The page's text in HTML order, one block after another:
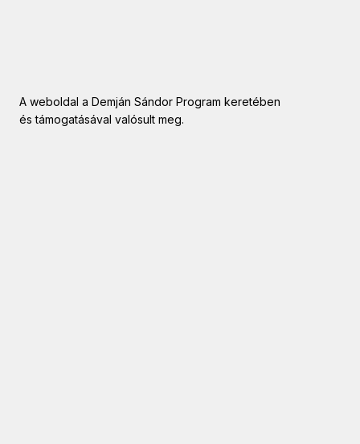
A weboldal a Demján Sándor Program keretében
és támogatásával valósult meg.